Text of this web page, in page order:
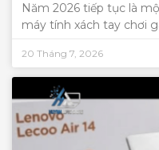
Năm 2026 tiếp tục là
máy tính xách tay chơi
20 Tháng 7, 2026